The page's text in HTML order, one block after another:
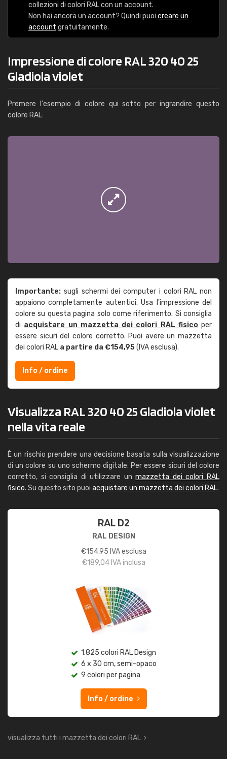
collezioni di colori RAL con un account.
Non hai ancora un account? Quindi puoi creare un
account gratuitamente.
Impressione di colore RAL 320 40 25
Gladiola violet
Premere l'esempio di colore qui sotto per ingrandire questo
colore RAL:
Importante: sugli schermi dei computer i colori RAL non
appaiono completamente autentici. Usa l'impressione del
colore su questa pagina solo come riferimento. Si consiglia
di acquistare un mazzetta dei colori RAL fisicoper
essere sicuri del colore corretto. Puoi avere un mazzetta
dei colori RAL a partire da €154,95(IVA esclusa).
Info / ordine
Visualizza RAL 320 40 25 Gladiola violet
nella vita reale
È un rischio prendere una decisione basata sulla visualizzazione
di un colore su uno schermo digitale. Per essere sicuri del colore
corretto, si consiglia di utilizzare unmazzetta dei colori RAL
fisico. Su questo sito puoi acquistare un mazzetta dei colori RAL.
RAL D2
RAL DESIGN
€154,95 IVA esclusa
€189,04IVA inclusa
1.825 colori RAL Design
6 x 30 cm, semi-opaco
9 colori per pagina
Info / ordine
visualizza tutti i mazzetta dei colori RAL